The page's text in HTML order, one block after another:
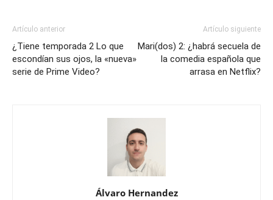
Artículo anterior
¿Tiene temporada 2 Lo que
escondían sus ojos, la «nueva»
serie de Prime Video?
Artículo siguiente
Mari(dos) 2: ¿habrá secuela de
la comedia española que
arrasa en Netflix?
Álvaro Hernandez